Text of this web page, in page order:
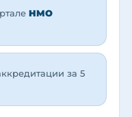
НМО
за 5